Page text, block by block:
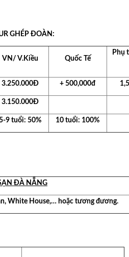
GHÉP ĐOÀN:
VN/ V.Kiều Quốc Tế
Phụ
3.250.000Đ + 500,000đ
3.150.000Đ
9 tuổi: 50% 10 tuổi: 100%
ĐÀ NẴNG
White House,… hoặc tương đương.